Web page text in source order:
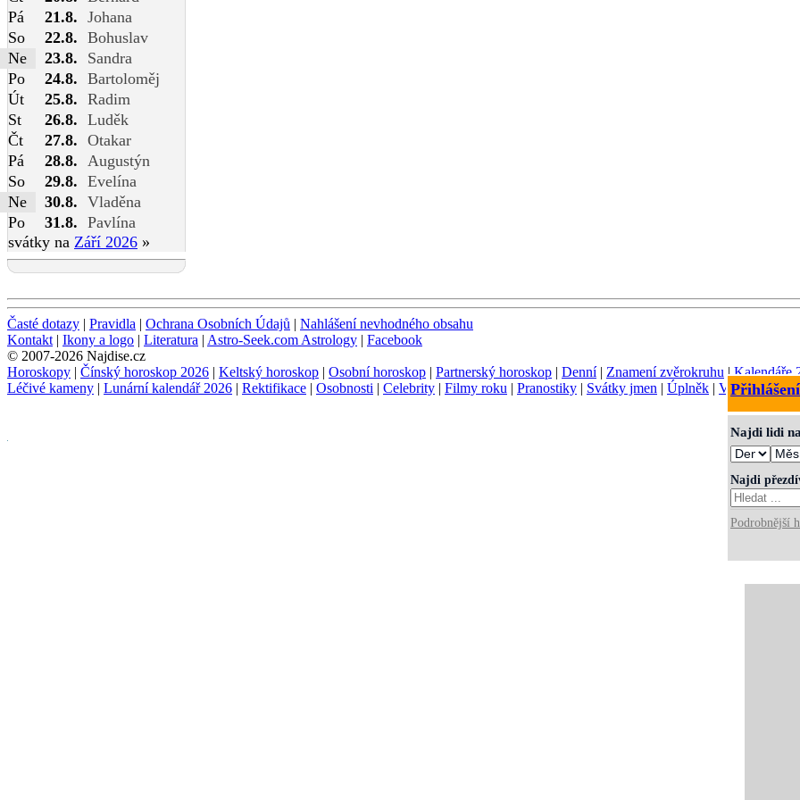
Pá
21.8. Johana
So
22.8. Bohuslav
Ne
23.8.
Sandra
Po
24.8. Bartoloměj
Út
25.8. Radim
St
26.8. Luděk
Čt
27.8. Otakar
Pá
28.8.
Augustýn
So
29.8. Evelína
Ne
30.8. Vladěna
Po
31.8. Pavlína
svátky na Září 2026 »
Přihlášení
Najdi lidi
Najdi
Podrobnější
Časté dotazy | Pravidla | Ochrana Osobních Údajů | Nahlášení nevhodného obsahu
Kontakt | Ikony a logo | Literatura | Astro-Seek.com Astrology | Facebook
© 2007-2026 Najdise.cz
Horoskopy | Čínský horoskop 2026 | Keltský horoskop | Osobní horoskop | Partnerský horoskop | Denní| Znamení zvěrokruhu | Kalendáře
Léčivé kameny | Lunární kalendář 2026 | Rektifikace | Osobnosti | Celebrity | Filmy roku | Pranostiky | Svátky jmen | Úplněk | Význam jmen